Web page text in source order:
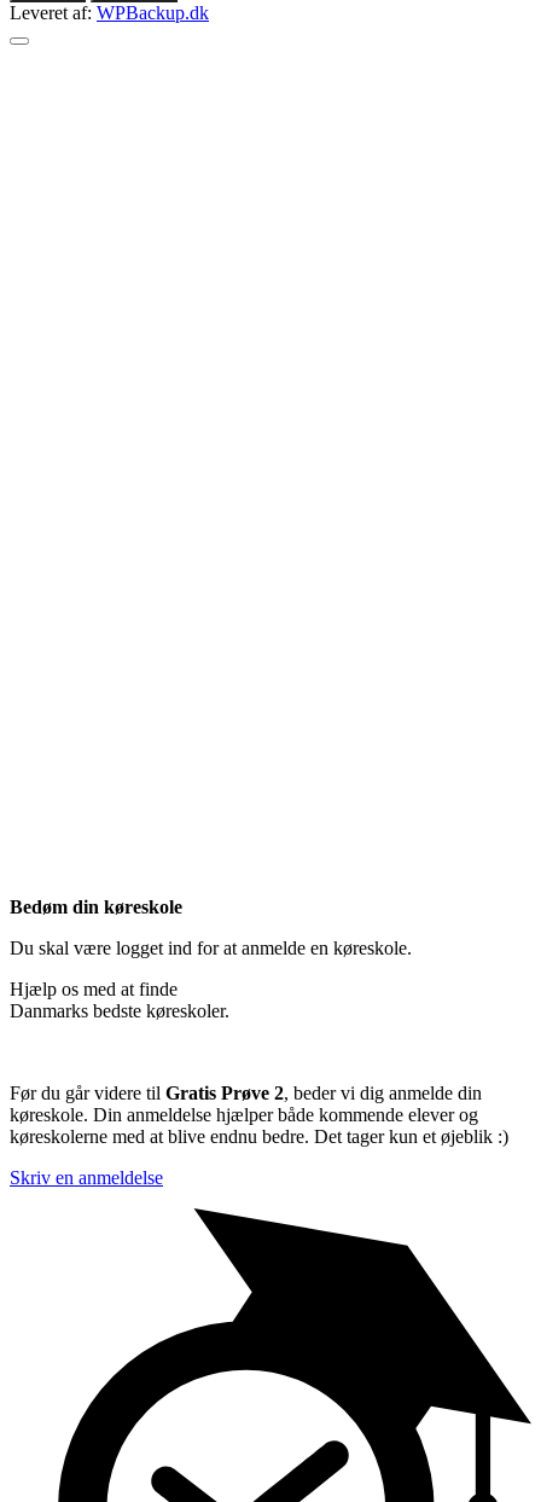
Leveret af: WPBackup.dk
Bedøm din køreskole
Du skal være logget ind for at anmelde en køreskole.
Hjælp os med at finde
Danmarks bedste køreskoler.
Før du går videre til Gratis Prøve 2, beder vi dig anmelde din
køreskole. Din anmeldelse hjælper både kommende elever og
køreskolerne med at blive endnu bedre. Det tager kun et øjeblik :)
Skriv en anmeldelse